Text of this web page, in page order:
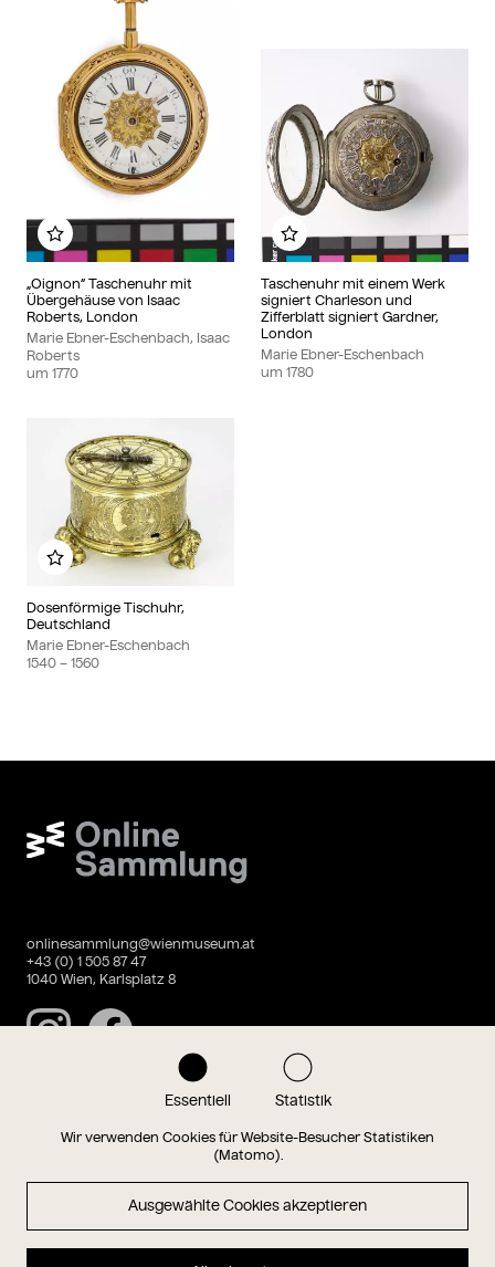
Essentiell Statistik
Wir verwenden Cookies für Website-Besucher Statistiken
(Matomo).
Ausgewählte Cookies akzeptieren
„Oignon“ Taschenuhr mit
Übergehäuse von Isaac
Roberts, London
Marie Ebner-Eschenbach, Isaac
Roberts
um 1770
Zu meinem Album hinzufügen
Taschenuhr mit einem Werk
signiert Charleson und
Zifferblatt signiert Gardner,
London
Marie Ebner-Eschenbach
um 1780
Zu meinem Album
Dosenförmige Tischuhr,
Deutschland
Marie Ebner-Eschenbach
1540 – 1560
Zu meinem Album hinzufügen
Wien Museum Online Sammlung
onlinesammlung@wienmuseum.at
+43 (0) 1 505 87 47
1040 Wien, Karlsplatz 8
InstagramFacebook
Magazin